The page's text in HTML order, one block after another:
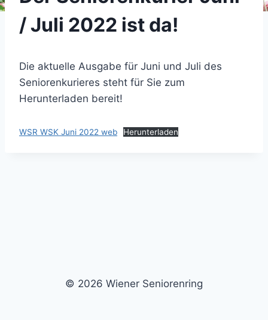
/ Juli 2022 ist da!
Die aktuelle Ausgabe für Juni und Juli des
Seniorenkurieres steht für Sie zum
Herunterladen bereit!
WSR WSK Juni 2022 web Herunterladen
© 2026 Wiener Seniorenring